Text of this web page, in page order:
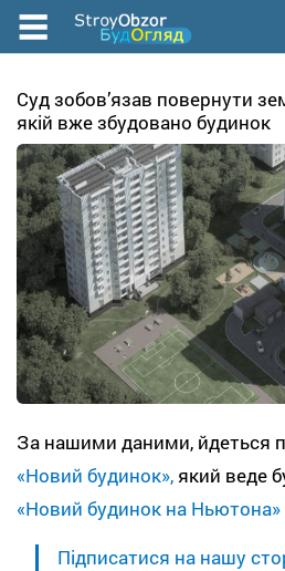
Перейти
содержанию
Суд зобов’язав повернути
якій вже збудовано будинок
За нашими даними, йдеться
«Новий будинок», який веде
«Новий будинок на Ньютона»
Підписатися на нашу